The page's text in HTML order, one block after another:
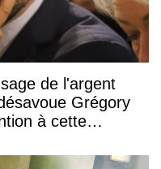
de l'argent
Grégory
à cette